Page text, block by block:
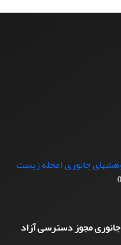
جانوری (مجله زیست
مجوز دسترسی آزاد